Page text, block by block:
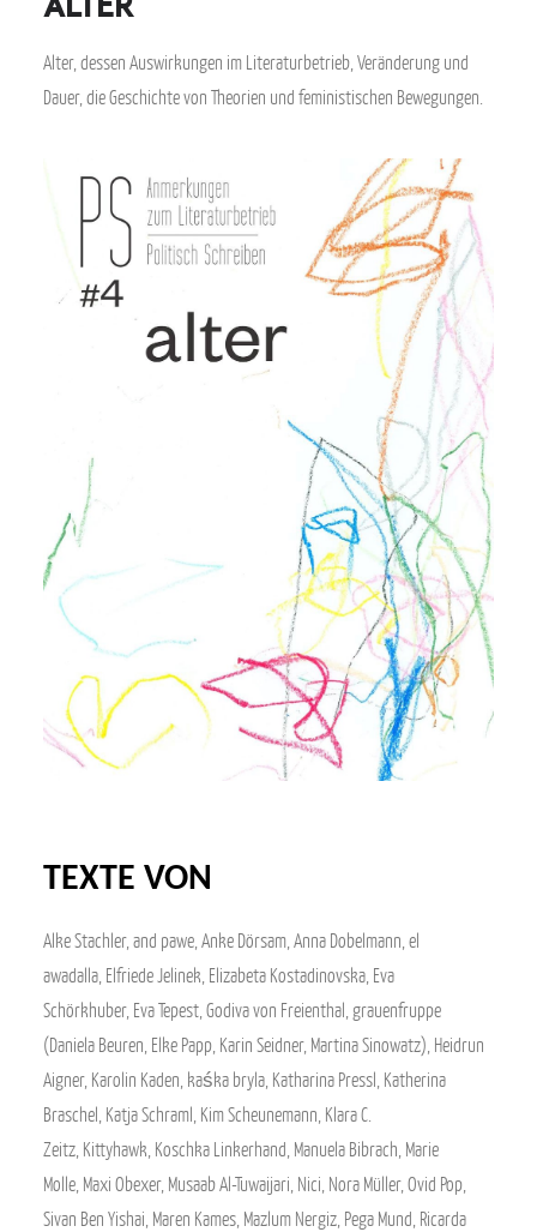
Alter, dessen Auswirkungen im Literaturbetrieb, Veränderung und
Dauer, die Geschichte von Theorien und feministischen Bewegungen.
TEXTE VON
Alke Stachler, and pawe, Anke Dörsam, Anna Dobelmann, el
awadalla, Elfriede Jelinek, Elizabeta Kostadinovska, Eva
Schörkhuber, Eva Tepest, Godiva von Freienthal, grauenfruppe
(Daniela Beuren, Elke Papp, Karin Seidner, Martina Sinowatz), Heidrun
Aigner, Karolin Kaden, kaśka bryla, Katharina Pressl, Katherina
Braschel, Katja Schraml, Kim Scheunemann, Klara C.
Zeitz, Kittyhawk, Koschka Linkerhand, Manuela Bibrach, Marie
Molle, Maxi Obexer, Musaab Al-Tuwaijari, Nici, Nora Müller, Ovid Pop,
Sivan Ben Yishai, Maren Kames, Mazlum Nergiz, Pega Mund, Ricarda